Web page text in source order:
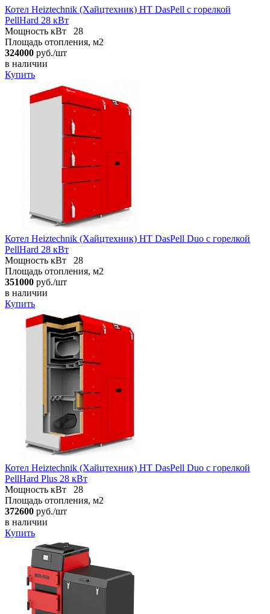
Котел Heiztechnik (Хайцтехник) HT DasPell с горелкой
PellHard 28 кВт
Мощность кВт
28
Площадь отопления, м2
324000 руб./шт
в наличии
Купить
Котел Heiztechnik (Хайцтехник) HT DasPell Duo с горелкой
PellHard 28 кВт
Мощность кВт
28
Площадь отопления, м2
351000 руб./шт
в наличии
Купить
Котел Heiztechnik (Хайцтехник) HT DasPell Duo с горелкой
PellHard Plus 28 кВт
Мощность кВт
28
Площадь отопления, м2
372600 руб./шт
в наличии
Купить